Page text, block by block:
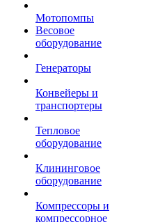
Мотопомпы
Весовое
оборудование
Генераторы
Конвейеры и
транспортеры
Тепловое
оборудование
Клининговое
оборудование
Компрессоры и
компрессорное